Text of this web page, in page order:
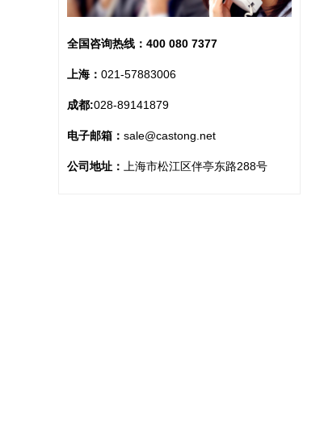
全国咨询热线： 400 080 7377
上海： 021-57883006
成都:028-89141879
电子邮箱： sale@castong.net
公司地址： 上海市松江区伴亭东路288号